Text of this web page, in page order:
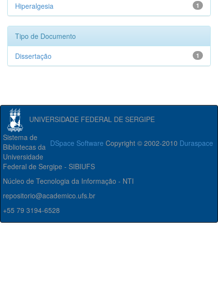
1
Hiperalgesia
Tipo de Documento
1
Dissertação
UNIVERSIDADE FEDERAL DE SERGIPE
DSpace Software Copyright © 2002-2010 Duraspace
Sistema de
Bibliotecas da
Universidade
Federal de Sergipe - SIBIUFS
Núcleo de Tecnologia da Informação - NTI
repositorio@academico.ufs.br
+55 79 3194-6528